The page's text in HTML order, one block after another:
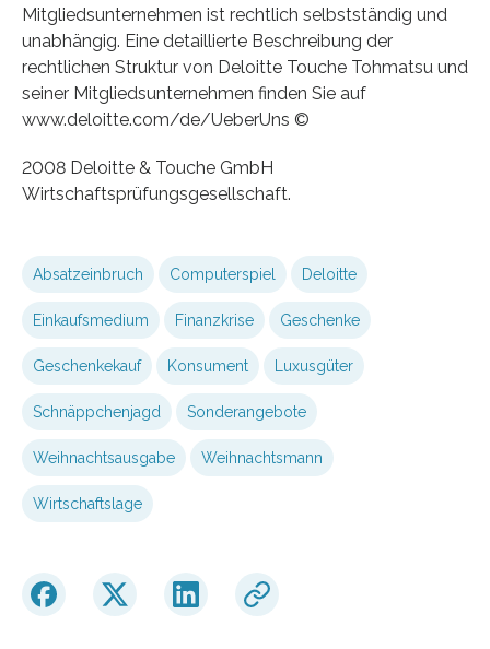
Mitgliedsunternehmen ist rechtlich selbstständig und
unabhängig. Eine detaillierte Beschreibung der
rechtlichen Struktur von Deloitte Touche Tohmatsu und
seiner Mitgliedsunternehmen finden Sie auf
www.deloitte.com/de/UeberUns ©
2008 Deloitte & Touche GmbH
Wirtschaftsprüfungsgesellschaft.
Absatzeinbruch Computerspiel Deloitte
Einkaufsmedium Finanzkrise Geschenke
Geschenkekauf Konsument Luxusgüter
Schnäppchenjagd Sonderangebote
Weihnachtsausgabe Weihnachtsmann
Wirtschaftslage